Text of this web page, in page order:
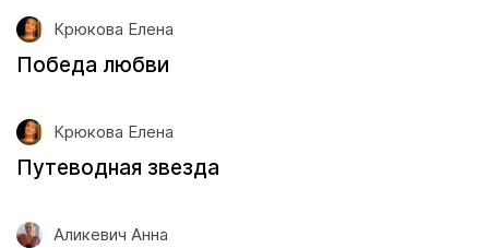
Крюкова Елена
Победа любви
Крюкова Елена
Путеводная звезда
Аликевич Анна